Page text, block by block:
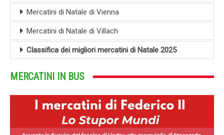
Mercatini di Natale di Vienna
Mercatini di Natale di Villach
Classifica dei migliori mercatini di Natale 2025
MERCATINI IN BUS